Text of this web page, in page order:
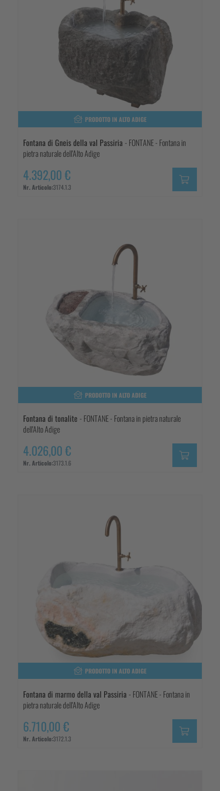
PRODOTTO IN ALTO ADIGE
Fontana di Gneis della val Passiria - FONTANE - Fontana in
pietra naturale dell'Alto Adige
4.392,00 €
Nr. Articolo:3174.1.3
PRODOTTO IN ALTO ADIGE
Fontana di tonalite - FONTANE - Fontana in pietra naturale
dell'Alto Adige
4.026,00 €
Nr. Articolo:3173.1.6
PRODOTTO IN ALTO ADIGE
Fontana di marmo della val Passiria - FONTANE - Fontana in
pietra naturale dell'Alto Adige
6.710,00 €
Nr. Articolo:3172.1.3